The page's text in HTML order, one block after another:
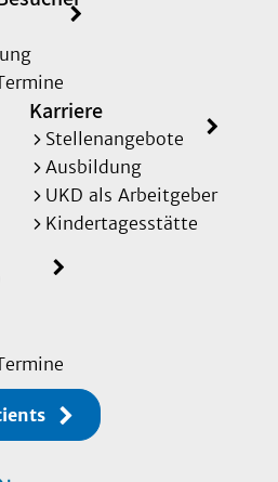
Karriere
Stellenangebote
Ausbildung
UKD als Arbeitgeber
Kindertagesstätte